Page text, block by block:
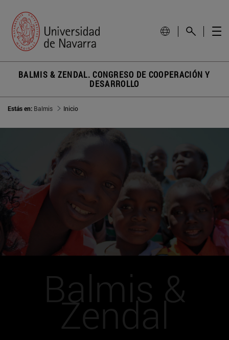
BALMIS & ZENDAL. CONGRESO DE COOPERACIÓN Y
DESARROLLO
Estás en: Balmis Inicio
Balmis &
Zendal